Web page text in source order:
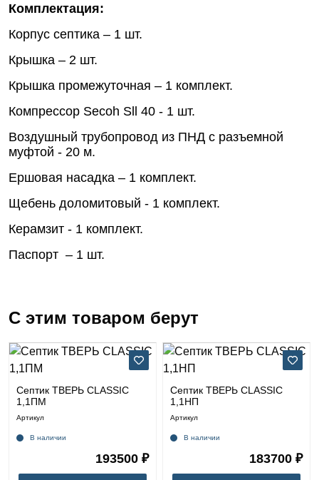
Комплектация:
Корпус септика – 1 шт.
Крышка – 2 шт.
Крышка промежуточная – 1 комплект.
Компрессор Secoh Sll 40 - 1 шт.
Воздушный трубопровод из ПНД с разъемной
муфтой - 20 м.
Ершовая насадка – 1 комплект.
Щебень доломитовый - 1 комплект.
Керамзит - 1 комплект.
Паспорт – 1 шт.
С этим товаром берут
Септик ТВЕРЬ CLASSIC
1,1ПМ
Артикул
В наличии
193500 ₽
Септик ТВЕРЬ CLASSIC
1,1НП
Артикул
В наличии
183700 ₽